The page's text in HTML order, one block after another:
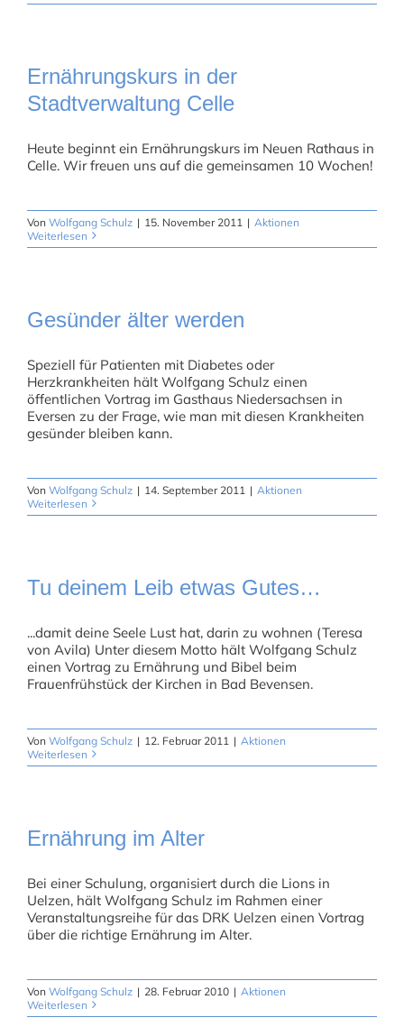
Ernährungskurs in der
Stadtverwaltung Celle
Heute beginnt ein Ernährungskurs im Neuen Rathaus in
Celle. Wir freuen uns auf die gemeinsamen 10 Wochen!
Von Wolfgang Schulz | 15. November 2011 | Aktionen
Weiterlesen
Gesünder älter werden
Speziell für Patienten mit Diabetes oder
Herzkrankheiten hält Wolfgang Schulz einen
öffentlichen Vortrag im Gasthaus Niedersachsen in
Eversen zu der Frage, wie man mit diesen Krankheiten
gesünder bleiben kann.
Von Wolfgang Schulz | 14. September 2011 | Aktionen
Weiterlesen
Tu deinem Leib etwas Gutes…
...damit deine Seele Lust hat, darin zu wohnen (Teresa
von Avila) Unter diesem Motto hält Wolfgang Schulz
einen Vortrag zu Ernährung und Bibel beim
Frauenfrühstück der Kirchen in Bad Bevensen.
Von Wolfgang Schulz | 12. Februar 2011 | Aktionen
Weiterlesen
Ernährung im Alter
Bei einer Schulung, organisiert durch die Lions in
Uelzen, hält Wolfgang Schulz im Rahmen einer
Veranstaltungsreihe für das DRK Uelzen einen Vortrag
über die richtige Ernährung im Alter.
Von Wolfgang Schulz | 28. Februar 2010 | Aktionen
Weiterlesen